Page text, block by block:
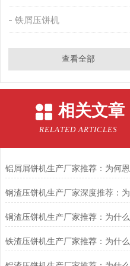
铁屑压饼机
查看全部
相关文章
RELATED ARTICLES